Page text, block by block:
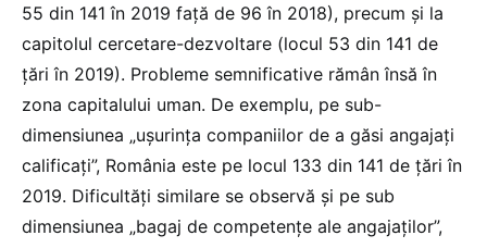
55 din 141 în 2019 faţă de 96 în 2018), precum și la
capitolul cercetare-dezvoltare (locul 53 din 141 de
ţări în 2019). Probleme semnificative rămân însă în
zona capitalului uman. De exemplu, pe sub-
dimensiunea „ușurința companiilor de a găsi angajați
calificați”, România este pe locul 133 din 141 de țări în
2019. Dificultăți similare se observă și pe sub
dimensiunea „bagaj de competențe ale angajaților”,